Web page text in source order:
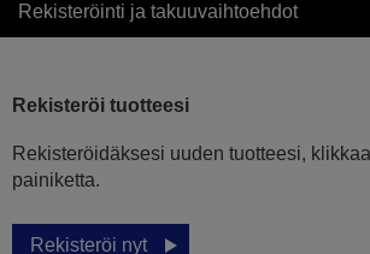
Rekisteröinti ja takuuvaihtoehdot
Rekisteröi tuotteesi
Rekisteröidäksesi uuden tuotteesi,
painiketta.
Rekisteröi nyt